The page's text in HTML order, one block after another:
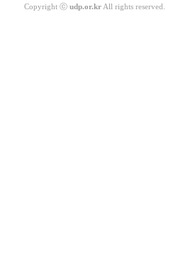
Copyright ⓒ udp.or.krAll rights reserved.